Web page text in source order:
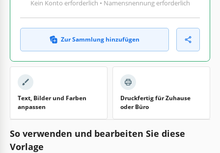
Kein Konto erforderlich • Namensnennung erforderlich
Zur Sammlung hinzufügen
Text, Bilder und Farben
anpassen
Druckfertig für Zuhause
oder Büro
So verwenden und bearbeiten Sie diese
Vorlage